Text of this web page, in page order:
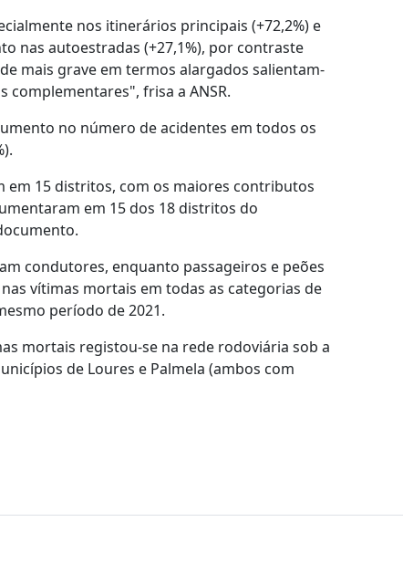
nos itinerários principais (+72,2%) e
nas autoestradas (+27,1%), por contraste
mais grave em termos alargados salientam-
frisa a ANSR.
no número de acidentes em todos os
15 distritos, com os maiores contributos
em 15 dos 18 distritos do
condutores, enquanto passageiros e peões
vítimas mortais em todas as categorias de
período de 2021.
mortais registou-se na rede rodoviária sob a
de Loures e Palmela (ambos com